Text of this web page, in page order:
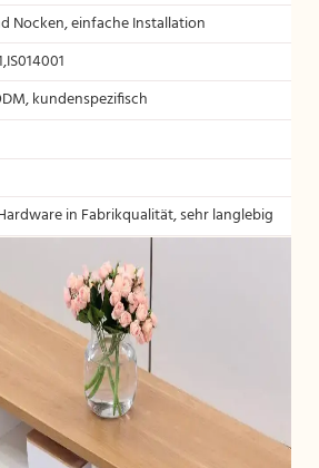
Nocken, einfache Installation
kundenspezifisch
in Fabrikqualität, sehr langlebig